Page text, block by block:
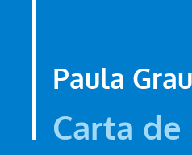
Paula Grau
Carta